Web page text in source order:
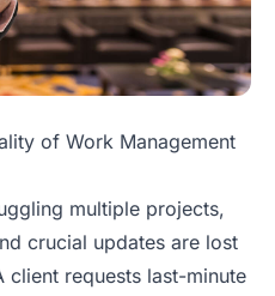
of Work Management
multiple projects,
crucial updates are lost
client requests last-minute